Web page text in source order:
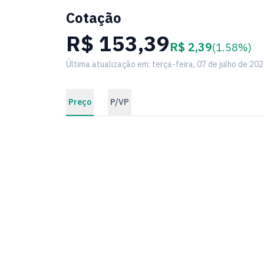
Cotação
R$ 153,39R$ 2,39(1.58%)
Última atualização em: terça-feira, 07 de julho de
Preço P/VP